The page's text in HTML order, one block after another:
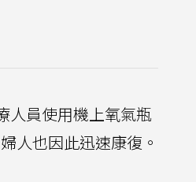
人員使用機上氧氣瓶
人也因此迅速康復。